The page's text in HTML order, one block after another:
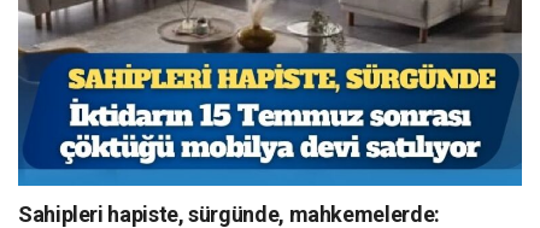
Sahipleri hapiste, sürgünde, mahkemelerde: